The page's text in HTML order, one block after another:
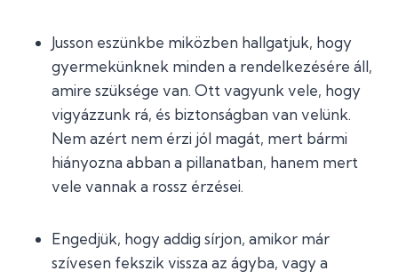
Jusson eszünkbe miközben hallgatjuk, hogy
gyermekünknek minden a rendelkezésére áll,
amire szüksége van. Ott vagyunk vele, hogy
vigyázzunk rá, és biztonságban van velünk.
Nem azért nem érzi jól magát, mert bármi
hiányozna abban a pillanatban, hanem mert
vele vannak a rossz érzései.
Engedjük, hogy addig sírjon, amikor már
szívesen fekszik vissza az ágyba, vagy a